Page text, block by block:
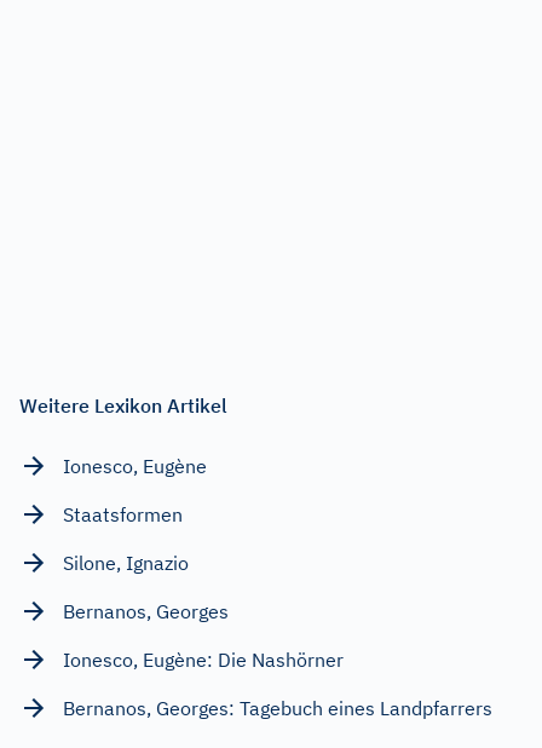
Weitere Lexikon Artikel
Ionesco, Eugène
Staatsformen
Silone, Ignazio
Bernanos, Georges
Ionesco, Eugène: Die Nashörner
Bernanos, Georges: Tagebuch eines Landpfarrers